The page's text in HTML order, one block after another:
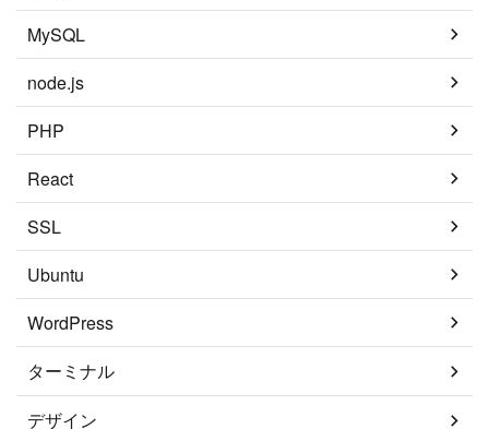
MySQL
node.js
PHP
React
SSL
Ubuntu
WordPress
ターミナル
デザイン